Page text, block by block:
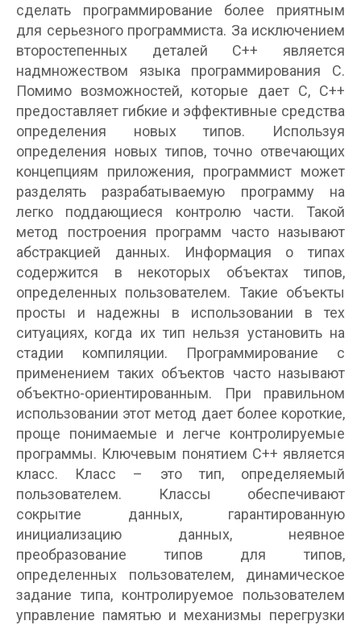
сделать программирование более приятным
для серьезного программиста. За исключением
второстепенных деталей С++ является
надмножеством языка программирования C.
Помимо возможностей, которые дает C, С++
предоставляет гибкие и эффективные средства
определения новых типов. Используя
определения новых типов, точно отвечающих
концепциям приложения, программист может
разделять разрабатываемую программу на
легко поддающиеся контролю части. Такой
метод построения программ часто называют
абстракцией данных. Информация о типах
содержится в некоторых объектах типов,
определенных пользователем. Такие объекты
просты и надежны в использовании в тех
ситуациях, когда их тип нельзя установить на
стадии компиляции. Программирование с
применением таких объектов часто называют
объектно-ориентированным. При правильном
использовании этот метод дает более короткие,
проще понимаемые и легче контролируемые
программы. Ключевым понятием С++ является
класс. Класс – это тип, определяемый
пользователем. Классы обеспечивают
сокрытие данных, гарантированную
инициализацию данных, неявное
преобразование типов для типов,
определенных пользователем, динамическое
задание типа, контролируемое пользователем
управление памятью и механизмы перегрузки